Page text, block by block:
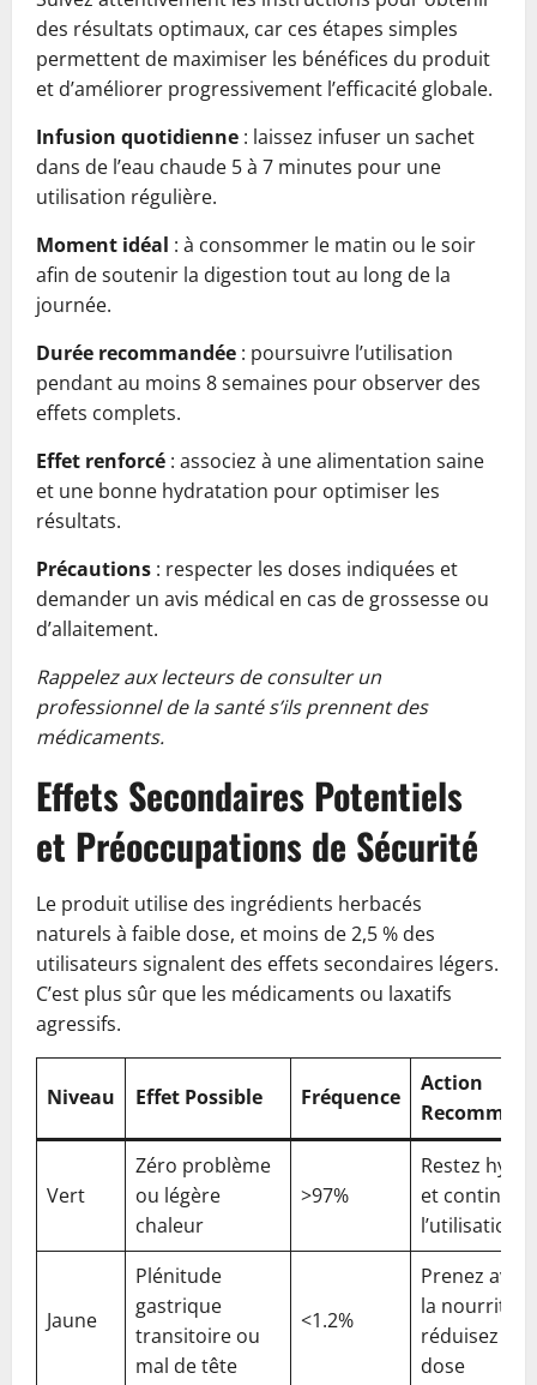
des résultats optimaux, car ces étapes simples
permettent de maximiser les bénéfices du produit
et d’améliorer progressivement l’efficacité globale.
Infusion quotidienne : laissez infuser un sachet
dans de l’eau chaude 5 à 7 minutes pour une
utilisation régulière.
Moment idéal : à consommer le matin ou le soir
afin de soutenir la digestion tout au long de la
journée.
Durée recommandée : poursuivre l’utilisation
pendant au moins 8 semaines pour observer des
effets complets.
Effet renforcé : associez à une alimentation saine
et une bonne hydratation pour optimiser les
résultats.
Précautions : respecter les doses indiquées et
demander un avis médical en cas de grossesse ou
d’allaitement.
Rappelez aux lecteurs de consulter un
professionnel de la santé s’ils prennent des
médicaments.
Effets Secondaires Potentiels
et Préoccupations de Sécurité
Le produit utilise des ingrédients herbacés
naturels à faible dose, et moins de 2,5 % des
utilisateurs signalent des effets secondaires légers.
C’est plus sûr que les médicaments ou laxatifs
agressifs.
Niveau Effet Possible Fréquence
Action
Vert
Zéro problème
ou légère
chaleur
>97%
Restez
et continuez
l’utilisation
Jaune
Plénitude
gastrique
transitoire ou
mal de tête
<1.2%
Prenez avec
la
réduisez la
dose